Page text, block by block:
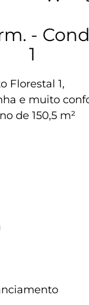
-
1
Florestal 1,
e muito
de 150,5 m²